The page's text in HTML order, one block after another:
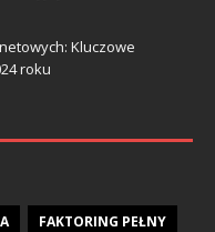
Kluczowe
roku
FAKTORING PEŁNY